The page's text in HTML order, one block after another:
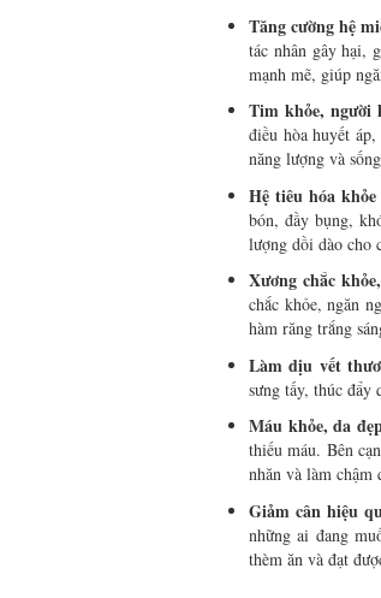
Tăng cường hệ
tác nhân gây hại,
mạnh mẽ, giúp
Tim khỏe, người
điều hòa huyết
năng lượng và
Hệ tiêu hóa
bón, đầy bụng,
lượng dồi dào cho
Xương chắc
chắc khỏe, ngăn
hàm răng trắng
Làm dịu vết
sưng tấy, thúc
Máu khỏe, da
thiếu máu. Bên
nhăn và làm chậm
Giảm cân hiệu
những ai đang
thèm ăn và đạt